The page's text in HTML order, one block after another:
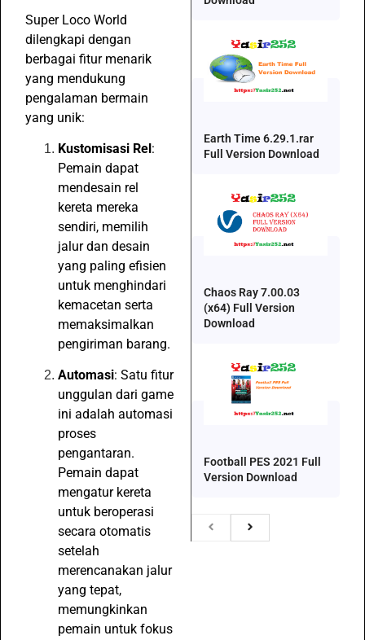
Super Loco World
dilengkapi dengan
berbagai fitur menarik
yang mendukung
pengalaman bermain
yang unik:
Kustomisasi Rel:
Pemain dapat
mendesain rel
kereta mereka
sendiri, memilih
jalur dan desain
yang paling efisien
untuk menghindari
kemacetan serta
memaksimalkan
pengiriman barang.
Automasi: Satu fitur
unggulan dari game
ini adalah automasi
proses
pengantaran.
Pemain dapat
mengatur kereta
untuk beroperasi
secara otomatis
setelah
merencanakan jalur
yang tepat,
memungkinkan
pemain untuk fokus
Earth Time 6.29.1.rar
Full Version Download
Chaos Ray 7.00.03
(x64) Full Version
Download
Football PES 2021 Full
Version Download